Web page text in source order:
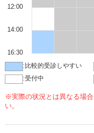
12:00
14:00
16:30
: 比較的受診しやすい
:受付中
※実際の状況とは異なる場
い。